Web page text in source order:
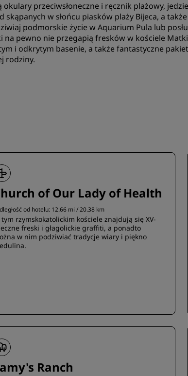
Aplikacja Radisson Hotels
okulary przeciwsłoneczne i ręcznik plażowy,
skąpanych w słońcu piasków plaży Bijeca, a
podmorskie życie w Aquarium Pula lub
na pewno nie przegapią fresków w kościele
i odkrytym basenie, a także fantastyczne
rodziny.
of Our Lady of Health
od hotelu: 12.66 mi / 20.38 km
tym rzymskokatolickim kościele znajdują się XV-
freski i głagolickie graffiti, a ponadto
w nim podziwiać tradycje wiary i piękno
Ranch